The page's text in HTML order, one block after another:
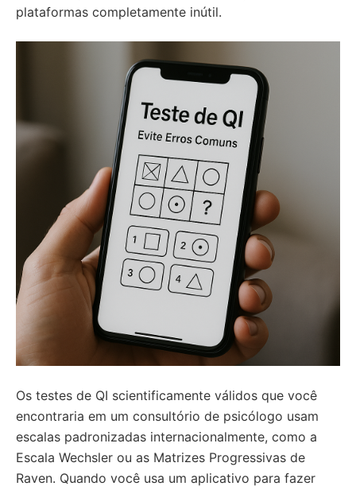
plataformas completamente inútil.
Os testes de QI scientificamente válidos que você
encontraria em um consultório de psicólogo usam
escalas padronizadas internacionalmente, como a
Escala Wechsler ou as Matrizes Progressivas de
Raven. Quando você usa um aplicativo para fazer